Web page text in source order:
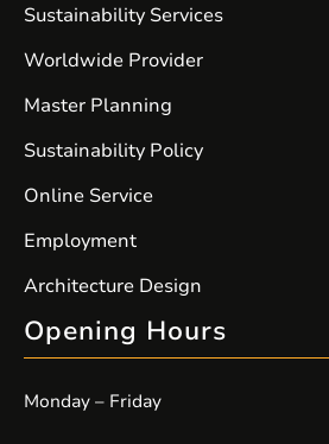
Sustainability Services
Worldwide Provider
Master Planning
Sustainability Policy
Online Service
Employment
Architecture Design
Opening Hours
Monday – Friday